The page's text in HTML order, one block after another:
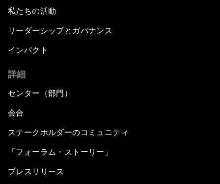
私たちの活動
リーダーシップとガバナンス
インパクト
詳細
センター（部門）
会合
ステークホルダーのコミュニティ
「フォーラム・ストーリー」
プレスリリース